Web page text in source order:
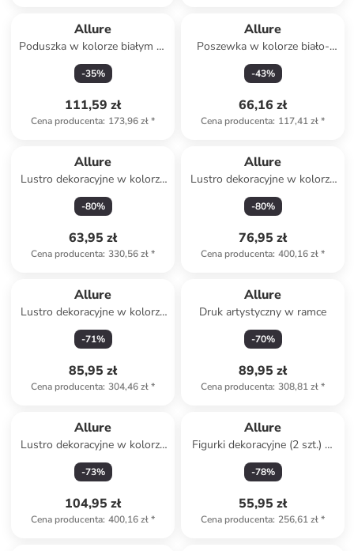
Allure
Poduszka w kolorze białym ze
wzorem
-35%
111,59 zł
Cena producenta: 173,96 zł*
Allure
Poszewka w kolorze biało-
żółtym na poduszkę
-43%
66,16 zł
Cena producenta: 117,41 zł*
Allure
Lustro dekoracyjne w kolorze
miedziano-czarnym - 50 x 29
cm
-80%
63,95 zł
Cena producenta: 330,56 zł*
Allure
Lustro dekoracyjne w kolorze
różowym - 50 x 24 cm
-80%
76,95 zł
Cena producenta: 400,16 zł*
Allure
Lustro dekoracyjne w kolorze
srebrnym - 50 x 41 cm
-71%
85,95 zł
Cena producenta: 304,46 zł*
Allure
Druk artystyczny w ramce
-70%
89,95 zł
Cena producenta: 308,81 zł*
Allure
Lustro dekoracyjne w kolorze
różowo-czarnym - 50 x 29 cm
-73%
104,95 zł
Cena producenta: 400,16 zł*
Allure
Figurki dekoracyjne (2 szt.) w
kolorze jasnoróżowym
-78%
55,95 zł
Cena producenta: 256,61 zł*